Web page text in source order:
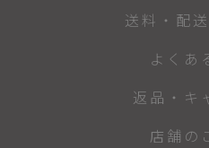
送料・配
よくあ
返品・キ
店舗の